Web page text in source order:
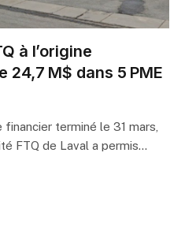
à l’origine
24,7 M$ dans 5 PME
terminé le 31 mars,
FTQ de Laval a permis…